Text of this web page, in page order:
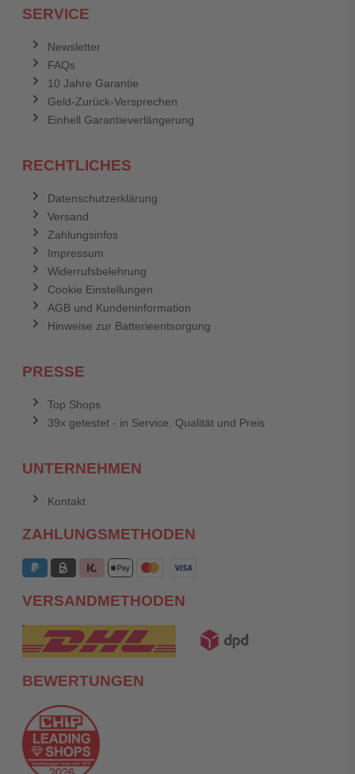
SERVICE
Newsletter
FAQs
10 Jahre Garantie
Geld-Zurück-Versprechen
Einhell Garantieverlängerung
RECHTLICHES
Datenschutzerklärung
Versand
Zahlungsinfos
Impressum
Widerrufsbelehrung
Cookie Einstellungen
AGB und Kundeninformation
Hinweise zur Batterieentsorgung
PRESSE
Top Shops
39x getestet - in Service, Qualität und Preis
UNTERNEHMEN
Kontakt
ZAHLUNGSMETHODEN
VERSANDMETHODEN
BEWERTUNGEN